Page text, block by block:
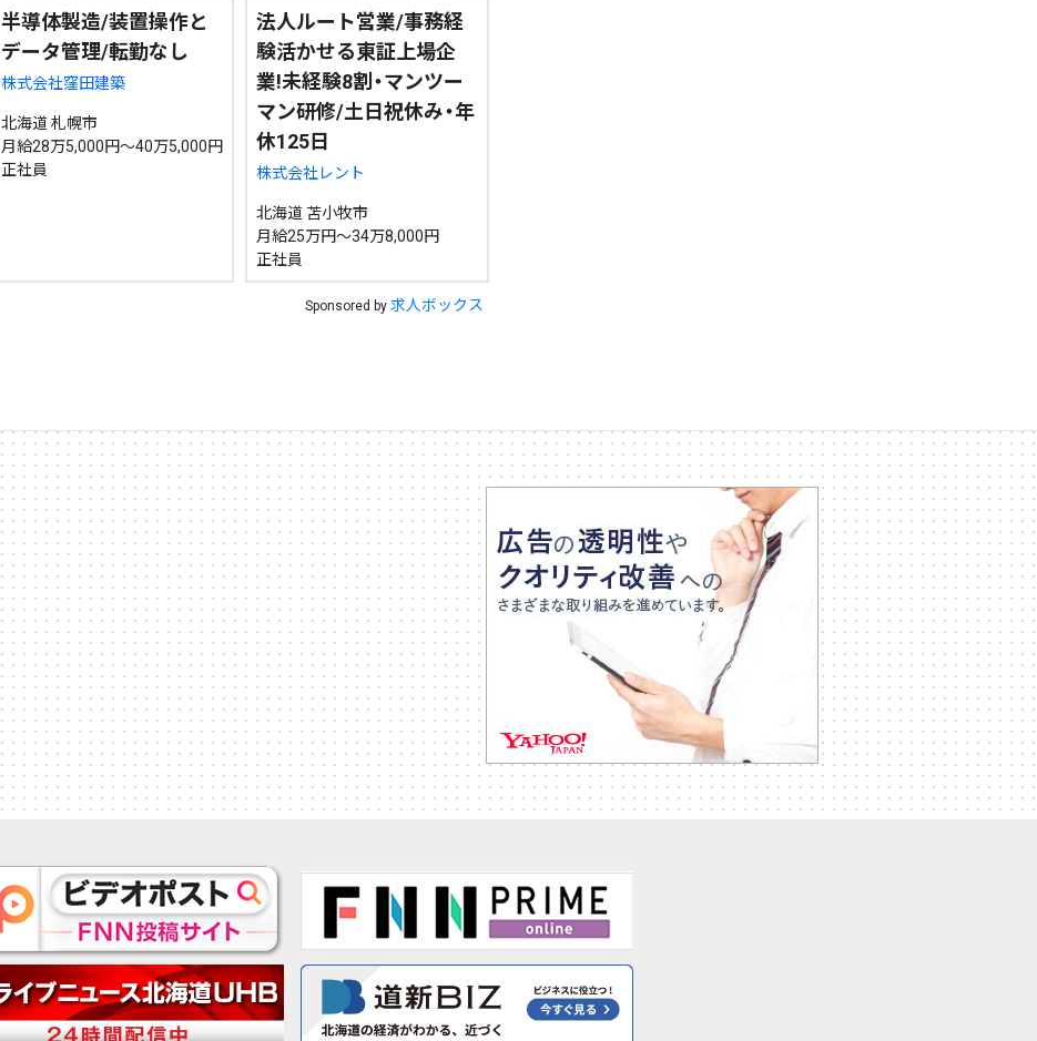
半導体製造/装置操作と
データ管理/転勤なし
株式会社窪田建築
北海道 札幌市
月給28万5,000円～40万5,000円
正社員
法人ルート営業/事務経
験活かせる東証上場企
業!未経験8割・マンツー
マン研修/土日祝休み・年
休125日
株式会社レント
北海道 苫小牧市
月給25万円～34万8,000円
正社員
Sponsored by 求人ボックス
検索